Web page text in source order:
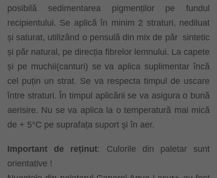
posibilă sedimentarea pigmenților pe fundul
recipientului. Se aplică în minim 2 straturi, nediluat
și saturat, utilizând o pensulă din mix de păr sintetic
și păr natural, pe direcția fibrelor lemnului. La capete
și pe muchii(canturi) se va aplica suplimentar încă
cel puțin un strat. Se va respecta timpul de uscare
între straturi. În timpul aplicării se va asigura o bună
aerisire. Nu se va aplica la o temperatură mai mică
de + 5°C pe suprafața suport şi în aer.
Important de reținut: Culorile din paletar sunt
orientative !